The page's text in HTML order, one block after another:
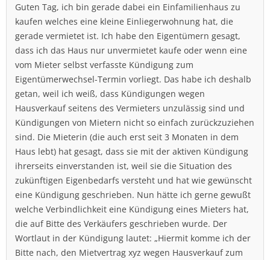
Guten Tag, ich bin gerade dabei ein Einfamilienhaus zu
kaufen welches eine kleine Einliegerwohnung hat, die
gerade vermietet ist. Ich habe den Eigentümern gesagt,
dass ich das Haus nur unvermietet kaufe oder wenn eine
vom Mieter selbst verfasste Kündigung zum
Eigentümerwechsel-Termin vorliegt. Das habe ich deshalb
getan, weil ich weiß, dass Kündigungen wegen
Hausverkauf seitens des Vermieters unzulässig sind und
Kündigungen von Mietern nicht so einfach zurückzuziehen
sind. Die Mieterin (die auch erst seit 3 Monaten in dem
Haus lebt) hat gesagt, dass sie mit der aktiven Kündigung
ihrerseits einverstanden ist, weil sie die Situation des
zukünftigen Eigenbedarfs versteht und hat wie gewünscht
eine Kündigung geschrieben. Nun hätte ich gerne gewußt
welche Verbindlichkeit eine Kündigung eines Mieters hat,
die auf Bitte des Verkäufers geschrieben wurde. Der
Wortlaut in der Kündigung lautet: „Hiermit komme ich der
Bitte nach, den Mietvertrag xyz wegen Hausverkauf zum